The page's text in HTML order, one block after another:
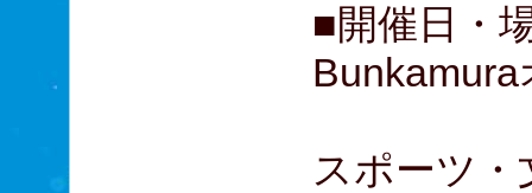
■開催日・
スポーツ